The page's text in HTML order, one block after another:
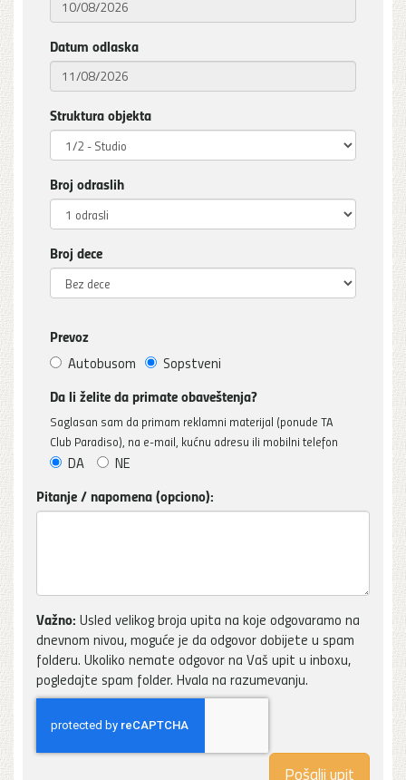
Datum odlaska
Struktura objekta
Broj odraslih
Broj dece
Prevoz
Autobusom Sopstveni
Da li želite da primate obaveštenja?
Saglasan sam da primam reklamni materijal (ponude TA
Club Paradiso), na e-mail, kućnu adresu ili mobilni telefon
DA NE
Pitanje / napomena (opciono):
Važno: Usled velikog broja upita na koje odgovaramo na
dnevnom nivou, moguće je da odgovor dobijete u spam
folderu. Ukoliko nemate odgovor na Vaš upit u inboxu,
pogledajte spam folder. Hvala na razumevanju.